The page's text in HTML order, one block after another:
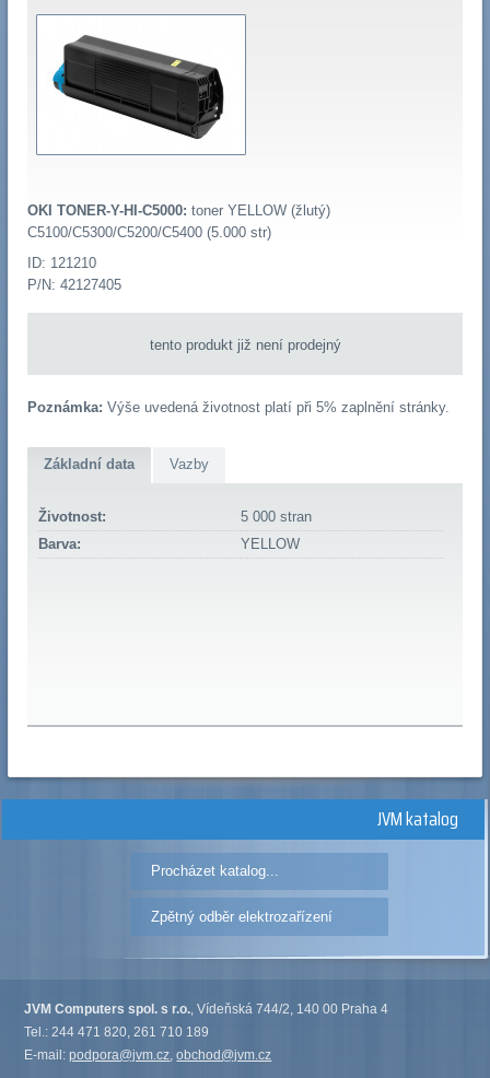
OKI TONER-Y-HI-C5000: toner YELLOW (žlutý)
C5100/C5300/C5200/C5400 (5.000 str)
ID: 121210
P/N: 42127405
tento produkt již není prodejný
Poznámka: Výše uvedená životnost platí při 5% zaplnění stránky.
Základní data Vazby
Životnost:
5 000 stran
Barva:
YELLOW
JVM katalog
Procházet katalog...
Zpětný odběr elektrozařízení
JVM Computers spol. s r.o., Vídeňská 744/2, 140 00 Praha 4
Tel.: 244 471 820, 261 710 189
E-mail:podpora@jvm.cz,obchod@jvm.cz